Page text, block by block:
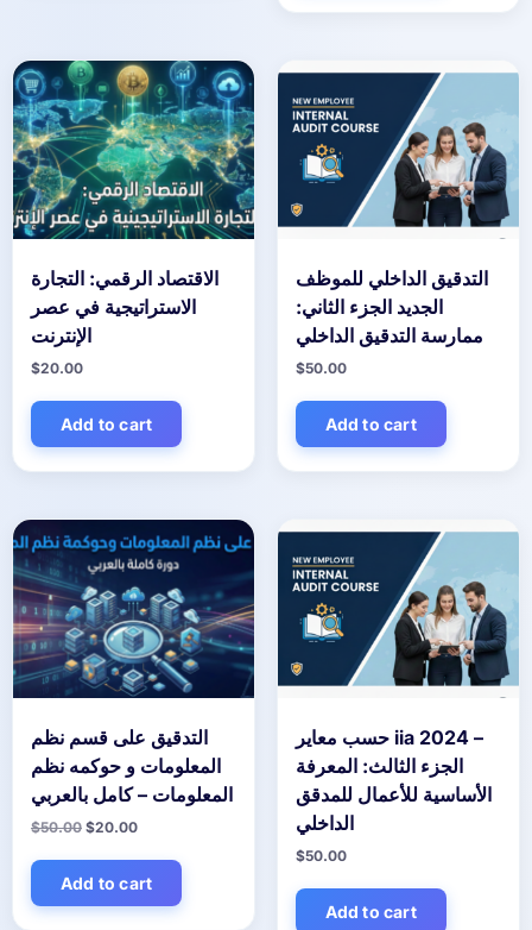
الاقتصاد الرقمي: التجارة
الاستراتيجية في عصر
الإنترنت
$20.00
Add to cart
التدقيق الداخلي للموظف
الجديد الجزء الثاني:
ممارسة التدقيق الداخلي
$50.00
Add to cart
التدقيق على قسم نظم
المعلومات و حوكمه نظم
المعلومات – كامل بالعربي
$50.00 Original
was:
$50.00.
$20.00Current
is:
$20.00.
Add to cart
حسب معاير iia 2024 –
الجزء الثالث: المعرفة
الأساسية للأعمال للمدقق
الداخلي
$50.00
Add to cart